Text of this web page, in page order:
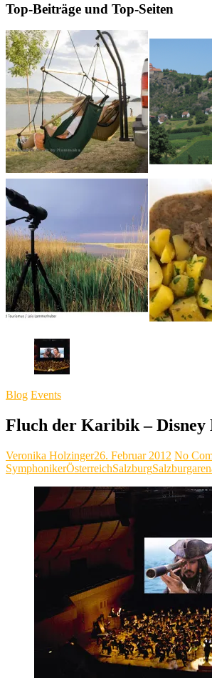
Top-Beiträge und Top-Seiten
Blog Events
Fluch der Karibik – Disney
Veronika Holzinger26. Februar 2012 No
SymphonikerÖsterreichSalzburg